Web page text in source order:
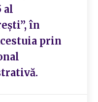
al
în
prin